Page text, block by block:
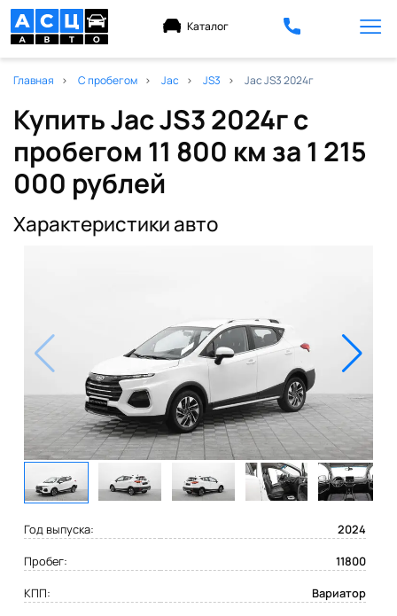
Каталог
Главная С пробегом Jac JS3 Jac JS3 2024г
Купить Jac JS3 2024г с
пробегом 11 800 км за 1 215
000 рублей
Характеристики авто
Год выпуска:
2024
Пробег:
11800
КПП:
Вариатор